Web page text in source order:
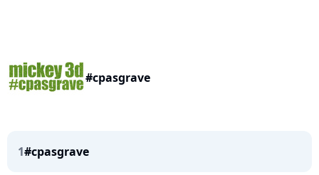
#cpasgrave
1#cpasgrave